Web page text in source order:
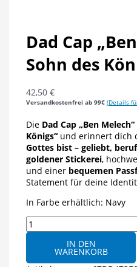
Dad Cap
Sohn des
42,50 €
Versandkostenfrei ab 99€ (Details
Die Dad Cap „Ben Melech“
Königs“und erinnert dich
Gottes bist – geliebt,
goldener Stickerei,
und einer bequemen
Statement für deine
In Farbe erhältlich: Navy
Dad
Cap
Melech“
IN DEN
WARENKORB